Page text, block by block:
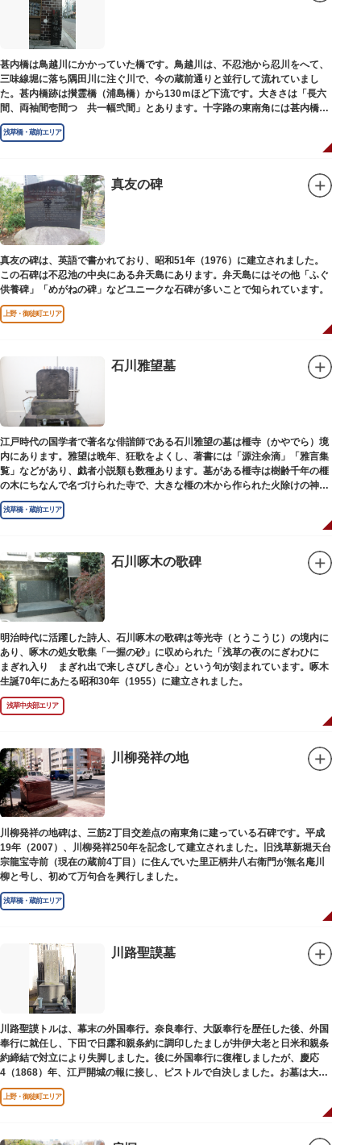
甚内橋は鳥越川にかかっていた橋です。鳥越川は、不忍池から忍川をへて、
三味線堀に落ち隅田川に注ぐ川で、今の蔵前通りと並行して流れていまし
た。甚内橋跡は攅霊橋（浦島橋）から130ｍほど下流です。大きさは「長六
間、両袖間壱間つゞ共一幅弐間」とあります。十字路の東南角には甚内橋跡
の石碑があります。
浅草橋・蔵前エリア
真友の碑
真友の碑は、英語で書かれており、昭和51年（1976）に建立されました。
この石碑は不忍池の中央にある弁天島にあります。弁天島にはその他「ふぐ
供養碑」「めがねの碑」などユニークな石碑が多いことで知られています。
上野・御徒町エリア
石川雅望墓
江戸時代の国学者で著名な俳諧師である石川雅望の墓は榧寺（かやでら）境
内にあります。雅望は晩年、狂歌をよくし、著書には「源注余滴」「雅言集
覧」などがあり、戯者小説類も数種あります。墓がある榧寺は樹齢千年の榧
の木にちなんで名づけられた寺で、大きな榧の木から作られた火除けの神、
秋葉権現で知られています。
浅草橋・蔵前エリア
石川啄木の歌碑
明治時代に活躍した詩人、石川啄木の歌碑は等光寺（とうこうじ）の境内に
あり、啄木の処女歌集「一握の砂」に収められた「浅草の夜のにぎわひに
まぎれ入り まぎれ出で来しさびしき心」という句が刻まれています。啄木
生誕70年にあたる昭和30年（1955）に建立されました。
浅草中央部エリア
川柳発祥の地
川柳発祥の地碑は、三筋2丁目交差点の南東角に建っている石碑です。平成
19年（2007）、川柳発祥250年を記念して建立されました。旧浅草新堀天台
宗龍宝寺前（現在の蔵前4丁目）に住んでいた里正柄井八右衛門が無名庵川
柳と号し、初めて万句合を興行しました。
浅草橋・蔵前エリア
川路聖謨墓
川路聖謨トルは、幕末の外国奉行。奈良奉行、大阪奉行を歴任した後、外国
奉行に就任し、下田で日露和親条約に調印したましが井伊大老と日米和親条
約締結で対立により失脚しました。後に外国奉行に復権しましたが、慶応
4（1868）年、江戸開城の報に接し、ピストルで自決しました。お墓は大正
寺（たいしょうじ）にあります。
上野・御徒町エリア